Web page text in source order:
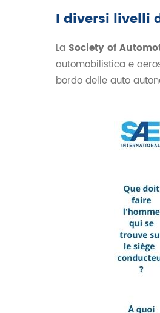
I diversi livelli
La Society of
automobilistica e
bordo delle auto